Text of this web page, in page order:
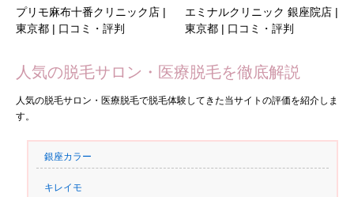
プリモ麻布十番クリニック店 |
東京都 | 口コミ・評判
エミナルクリニック 銀座院店 |
東京都 | 口コミ・評判
人気の脱毛サロン・医療脱毛を徹底解説
人気の脱毛サロン・医療脱毛で脱毛体験してきた当サイトの評価を紹介しま
す。
銀座カラー
キレイモ